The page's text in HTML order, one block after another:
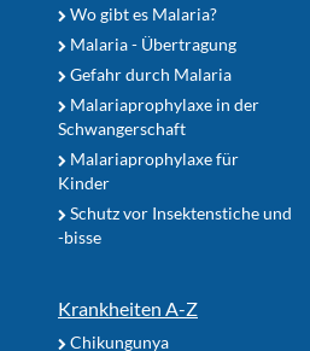
Wo gibt es Malaria?
Malaria - Übertragung
Gefahr durch Malaria
Malariaprophylaxe in der
Schwangerschaft
Malariaprophylaxe für
Kinder
Schutz vor Insektenstiche und
-bisse
Krankheiten A-Z
Chikungunya